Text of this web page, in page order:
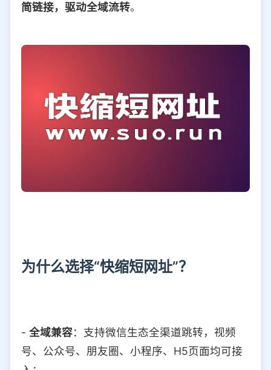
简链接，驱动全域流转。
为什么选择“快缩短网址”？
- 全域兼容：支持微信生态全渠道跳转，视频
号、公众号、朋友圈、小程序、H5页面均可接